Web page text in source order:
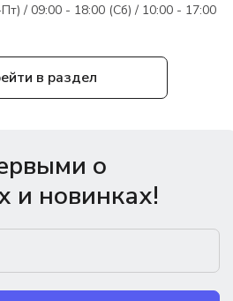
в раздел
/ 09:00 - 18:00 (Сб) / 10:00 - 17:00
о
и новинках!